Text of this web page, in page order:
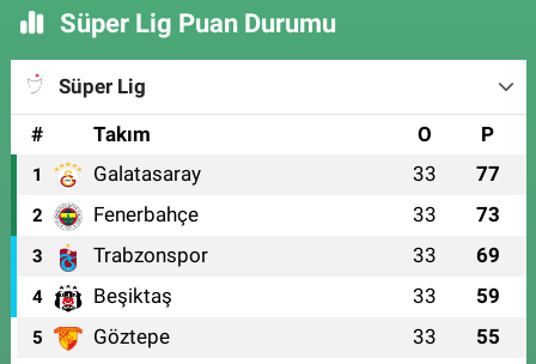
Süper Lig Puan Durumu
Süper Lig
#
Takım O P
1 Galatasaray 33 77
2 Fenerbahçe 33 73
3 Trabzonspor 33 69
4 Beşiktaş 33 59
5 Göztepe 33 55